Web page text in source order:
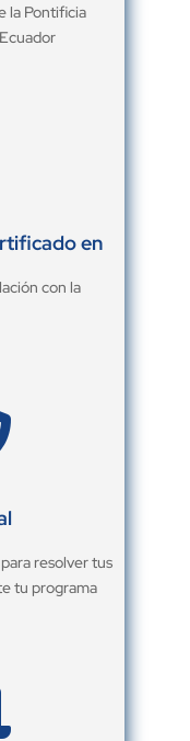
la Pontificia
en
con la
resolver tus
tu programa